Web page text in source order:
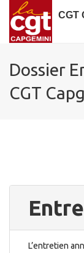
CGT
Dossier
CGT
L’entretien